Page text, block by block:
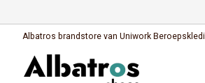
Albatros brandstore van Uniwork